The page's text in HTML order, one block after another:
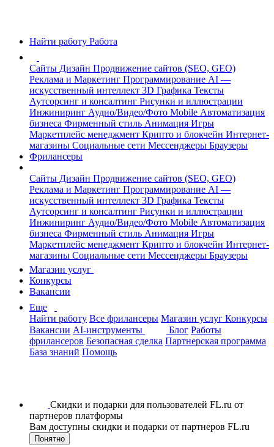
Найти работу Работа
Сайты Дизайн Продвижение сайтов (SEO, GEO)
Реклама и Маркетинг Программирование AI —
искусственный интеллект 3D Графика Тексты
Аутсорсинг и консалтинг Рисунки и иллюстрации
Инжиниринг Аудио/Видео/Фото Mobile Автоматизация
бизнеса Фирменный стиль Анимация Игры
Маркетплейс менеджмент Крипто и блокчейн Интернет-
магазины Социальные сети Мессенджеры Браузеры
Фрилансеры
Сайты Дизайн Продвижение сайтов (SEO, GEO)
Реклама и Маркетинг Программирование AI —
искусственный интеллект 3D Графика Тексты
Аутсорсинг и консалтинг Рисунки и иллюстрации
Инжиниринг Аудио/Видео/Фото Mobile Автоматизация
бизнеса Фирменный стиль Анимация Игры
Маркетплейс менеджмент Крипто и блокчейн Интернет-
магазины Социальные сети Мессенджеры Браузеры
Магазин услуг
Конкурсы
Вакансии
Еще
Найти работу Все фрилансеры Магазин услуг Конкурсы
Вакансии AI-инструменты Блог Работы
фрилансеров Безопасная сделка Партнерская программа
База знаний Помощь
Скидки и подарки для пользователей FL.ru от
партнеров платформы
Вам доступны скидки и подарки от партнеров FL.ru
Понятно